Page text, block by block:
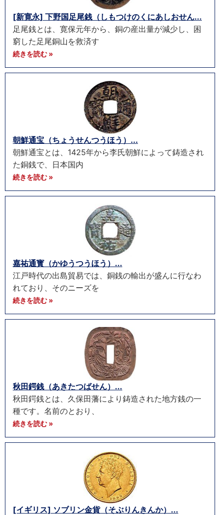
[新寛永] 下野国足尾銭（しもつけのくにあしおせん...
足尾銭とは、寛保元年から、銅の産出量が減少し、困
窮した足尾銅山を救済す
続きを読む »
朝鮮通宝（ちょうせんつうほう）...
朝鮮通宝とは、1425年から李氏朝鮮によって鋳造され
た銅銭で、日本国内
続きを読む »
嘉祐通寳（かゆうつうほう）...
江戸時代の出島貿易では、銅銭の輸出が盛んに行なわ
れており、そのニーズを
続きを読む »
秋田鍔銭（あきたつばせん）...
秋田鍔銭とは、久保田藩により鋳造された地方銭の一
種です。名前のとおり、
続きを読む »
[イギリス] ソブリン金貨（そぶりんきんか）...